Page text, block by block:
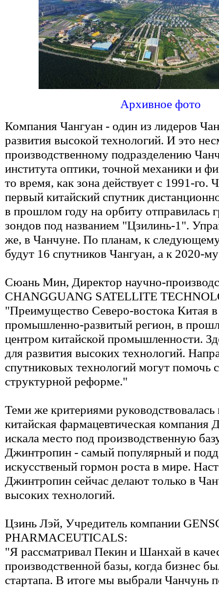
Архивное фото
Компания Чангуан - один из лидеров
развития высокой технологий. И это
производственному подразделению
института оптики, точной механики и
то время, как зона действует с 1991-го.
первый китайский спутник
в прошлом году на орбиту отправилась
зондов под названием "Цзилинь-1".
же, в Чанчуне. По планам, к
будут 16 спутников Чангуан, а к 2020-
Сюань Мин, Директор научно-
CHANGGUANG SATELLITE
"Преимущество Северо-востока Китая
промышленно-развитый регион, в
центром китайской промышленности.
для развития высоких технологий.
спутниковых технологий могут помочь
структурной реформе."
Теми же критериями
китайская фармацевтическая компания
искала место под производственную
Джинтропин - самый популярный и
искусственый гормон роста в мире.
Джинтропин сейчас делают только в
высоких технологий.
Цзинь Лэй, Учредитель компании
PHARMACEUTICALS:
"Я рассматривал Пекин и Шанхай в
производственной базы, когда бизнес
стартапа. В итоге мы выбрали Чанчунь